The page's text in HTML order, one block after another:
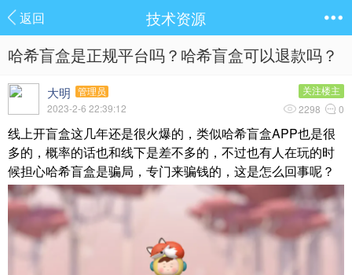
返回 技术资源
哈希盲盒是正规平台吗？哈希盲盒可以退款吗？
大明 管理员
2023-2-6 22:39:12
关注楼主
2298 0
线上开盲盒这几年还是很火爆的，类似哈希盲盒APP也是很
多的，概率的话也和线下是差不多的，不过也有人在玩的时
候担心哈希盲盒是骗局，专门来骗钱的，这是怎么回事呢？